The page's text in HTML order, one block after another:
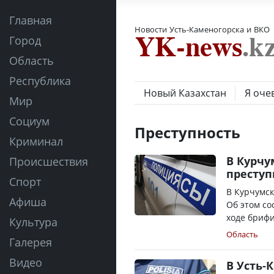
Главная
Город
Область
Республика
Мир
Социум
Криминал
Происшествия
Спорт
Афиша
Культура
Галерея
Видео
Новости Усть-Каменогорска и ВКО
Новый Казахстан Я
Преступность
В
В
Об этом
ходе
Область
В Усть-